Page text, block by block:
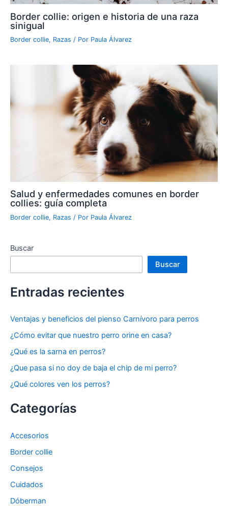
Border collie: origen e historia de una raza
sinigual
Border collie, Razas / Por Paula Álvarez
Salud y enfermedades comunes en border
collies: guía completa
Border collie, Razas / Por Paula Álvarez
Buscar
Buscar
Entradas recientes
Ventajas y beneficios del pienso Carnívoro para perros
¿Cómo evitar que nuestro perro orine en casa?
¿Qué es la sarna en perros?
¿Que pasa si no doy de baja el chip de mi perro?
¿Qué colores ven los perros?
Categorías
Accesorios
Border collie
Consejos
Cuidados
Dóberman